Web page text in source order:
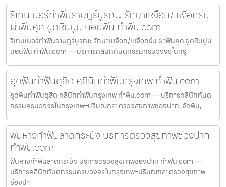
รีเทนเนอร์ทำฟันราษฎร์บูรณะ รักษาเหงือก/เหงือกร่น
ผ่าฟันคุด ขูดหินปูน ถอนฟัน ทำฟัน.com
รีเทนเนอร์ทำฟันราษฎร์บูรณะ รักษาเหงือก/เหงือกร่น ผ่าฟันคุด ขูดหินปูน
ถอนฟัน ทำฟัน.com — บริการคลินิกทันตกรรมครบวงจรในกรุ
อุดฟันทำฟันดุสิต คลินิกทำฟันกรุงเทพ ทำฟัน.com
อุดฟันทำฟันดุสิต คลินิกทำฟันกรุงเทพ ทำฟัน.com — บริการคลินิกทันต
กรรมครบวงจรในกรุงเทพ–ปริมณฑล: ตรวจสุขภาพช่องปาก, จัดฟัน,
ฟันห่างทำฟันลาดกระบัง บริการตรวจสุขภาพช่องปาก
ทำฟัน.com
ฟันห่างทำฟันลาดกระบัง บริการตรวจสุขภาพช่องปาก ทำฟัน.com —
บริการคลินิกทันตกรรมครบวงจรในกรุงเทพ–ปริมณฑล: ตรวจสุขภาพ
ช่องปา